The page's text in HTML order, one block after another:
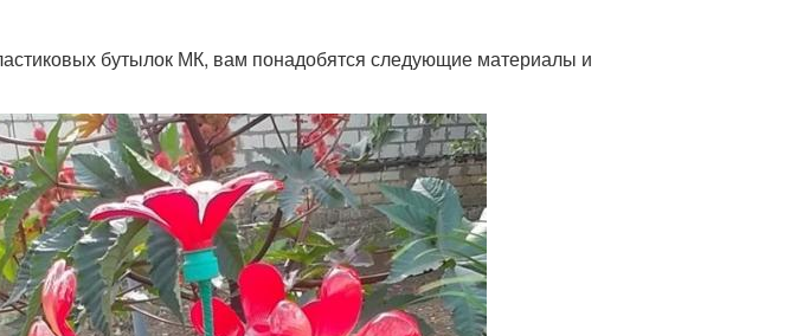
бутылок МК, вам понадобятся следующие материалы и